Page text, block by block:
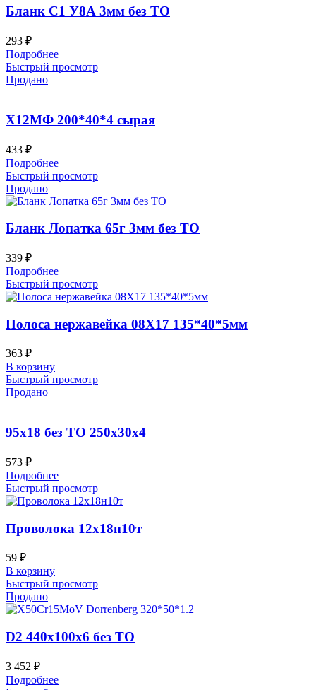
Бланк С1 У8А 3мм без ТО
293 ₽
Подробнее
Быстрый просмотр
Продано
Х12МФ 200*40*4 сырая
433 ₽
Подробнее
Быстрый просмотр
Продано
Бланк Лопатка 65г 3мм без ТО
339 ₽
Подробнее
Быстрый просмотр
Полоса нержавейка 08Х17 135*40*5мм
363 ₽
В корзину
Быстрый просмотр
Продано
95х18 без ТО 250x30x4
573 ₽
Подробнее
Быстрый просмотр
Проволока 12х18н10т
59 ₽
В корзину
Быстрый просмотр
Продано
D2 440x100x6 без ТО
3 452 ₽
Подробнее